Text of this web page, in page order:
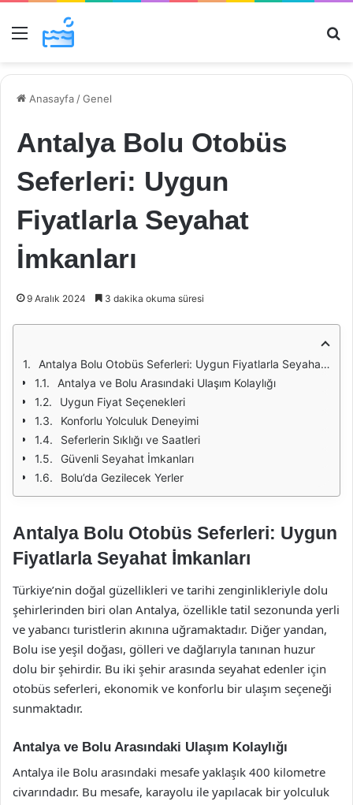
Menü
Anasayfa /Genel
Antalya Bolu Otobüs
Seferleri: Uygun
Fiyatlarla Seyahat
İmkanları
9 Aralık 2024 3 dakika okuma süresi
Antalya Bolu Otobüs Seferleri: Uygun Fiyatlarla Seyahat İmkanları
Antalya ve Bolu Arasındaki Ulaşım Kolaylığı
Uygun Fiyat Seçenekleri
Konforlu Yolculuk Deneyimi
Seferlerin Sıklığı ve Saatleri
Güvenli Seyahat İmkanları
Bolu’da Gezilecek Yerler
Antalya Bolu Otobüs Seferleri: Uygun
Fiyatlarla Seyahat İmkanları
Türkiye’nin doğal güzellikleri ve tarihi zenginlikleriyle dolu
şehirlerinden biri olan Antalya, özellikle tatil sezonunda yerli
ve yabancı turistlerin akınına uğramaktadır. Diğer yandan,
Bolu ise yeşil doğası, gölleri ve dağlarıyla tanınan huzur
dolu bir şehirdir. Bu iki şehir arasında seyahat edenler için
otobüs seferleri, ekonomik ve konforlu bir ulaşım seçeneği
sunmaktadır.
Antalya ve Bolu Arasındaki Ulaşım Kolaylığı
Antalya ile Bolu arasındaki mesafe yaklaşık 400 kilometre
civarındadır. Bu mesafe, karayolu ile yapılacak bir yolculuk